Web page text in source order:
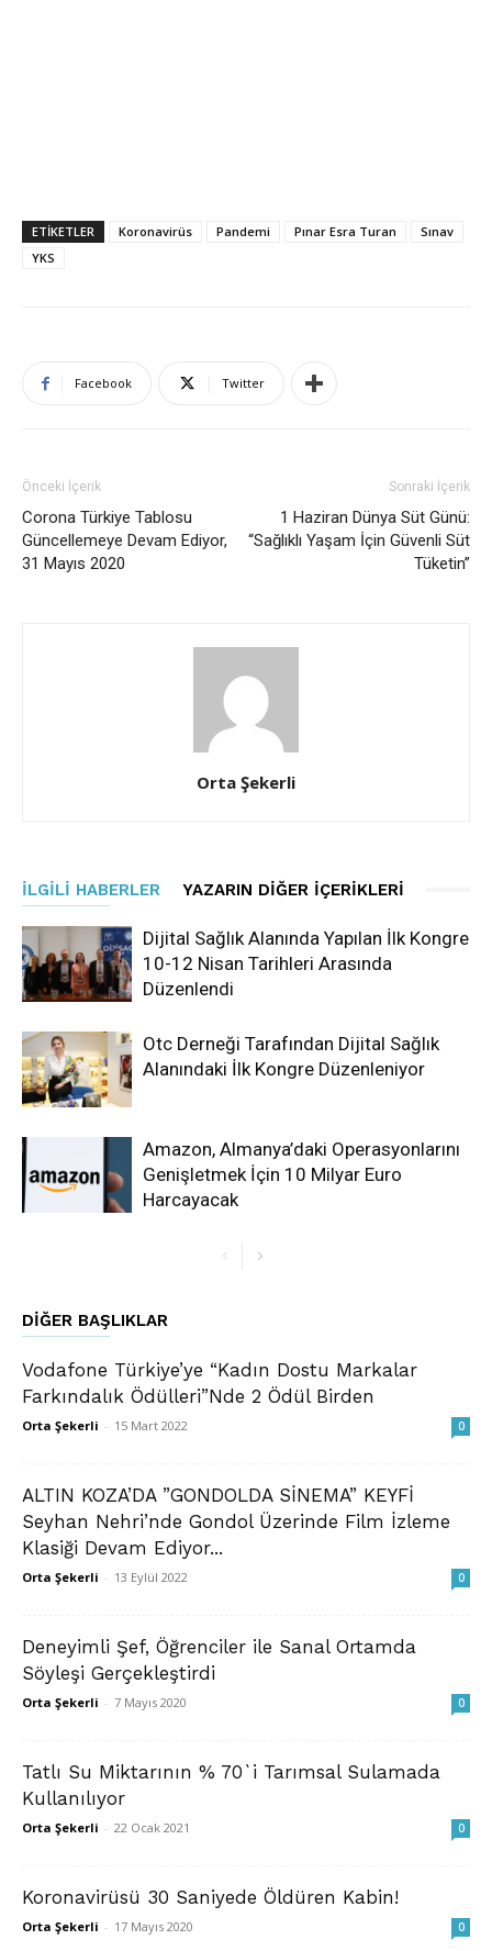
ETIKETLER Koronavirüs Pandemi Pınar Esra Turan
Sınav
YKS
Facebook Twitter
Önceki İçerik
Corona Türkiye Tablosu
Güncellemeye Devam Ediyor,
31 Mayıs 2020
Sonraki İçerik
1 Haziran Dünya Süt Günü:
“Sağlıklı Yaşam İçin Güvenli Süt
Tüketin”
Orta Şekerli
İLGILI HABERLER YAZARIN DIĞER İÇERIKLERI
Dijital Sağlık Alanında Yapılan İlk Kongre
10-12 Nisan Tarihleri Arasında
Düzenlendi
Otc Derneği Tarafından Dijital Sağlık
Alanındaki İlk Kongre Düzenleniyor
Amazon, Almanya’daki Operasyonlarını
Genişletmek İçin 10 Milyar Euro
Harcayacak
DIĞER BAŞLIKLAR
Vodafone Türkiye’ye “Kadın Dostu Markalar
Farkındalık Ödülleri”Nde 2 Ödül Birden
Orta Şekerli - 15 Mart 2022 0
ALTIN KOZA’DA ”GONDOLDA SİNEMA” KEYFİ
Seyhan Nehri’nde Gondol Üzerinde Film İzleme
Klasiği Devam Ediyor...
Orta Şekerli - 13 Eylül 2022 0
Deneyimli Şef, Öğrenciler ile Sanal Ortamda
Söyleşi Gerçekleştirdi
Orta Şekerli - 7 Mayıs 2020 0
Tatlı Su Miktarının % 70`i Tarımsal Sulamada
Kullanılıyor
Orta Şekerli - 22 Ocak 2021 0
Koronavirüsü 30 Saniyede Öldüren Kabin!
Orta Şekerli - 17 Mayıs 2020 0